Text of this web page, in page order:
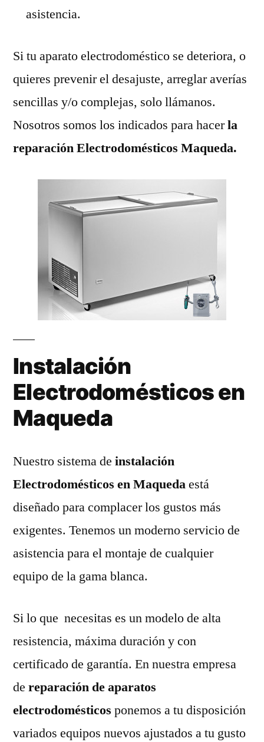
asistencia.
Si tu aparato electrodoméstico se deteriora, o
quieres prevenir el desajuste, arreglar averías
sencillas y/o complejas, solo llámanos.
Nosotros somos los indicados para hacerla
reparación Electrodomésticos Maqueda.
Instalación
Electrodomésticos en
Maqueda
Nuestro sistema de instalación
Electrodomésticos en Maquedaestá
diseñado para complacer los gustos más
exigentes. Tenemos un moderno servicio de
asistencia para el montaje de cualquier
equipo de la gama blanca.
Si lo que necesitas es un modelo de alta
resistencia, máxima duración y con
certificado de garantía. En nuestra empresa
de reparación de aparatos
electrodomésticos ponemos a tu disposición
variados equipos nuevos ajustados a tu gusto